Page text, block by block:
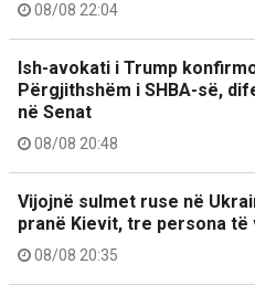
08/08 22:04
Ish-avokati i Trump
Përgjithshëm i SHBA-së,
në Senat
08/08 20:48
Vijojnë sulmet ruse në
pranë Kievit, tre persona
08/08 20:35